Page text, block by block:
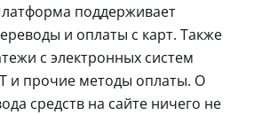
поддерживает
и оплаты с карт. Также
с электронных систем
и прочие методы оплаты. О
средств на сайте ничего не